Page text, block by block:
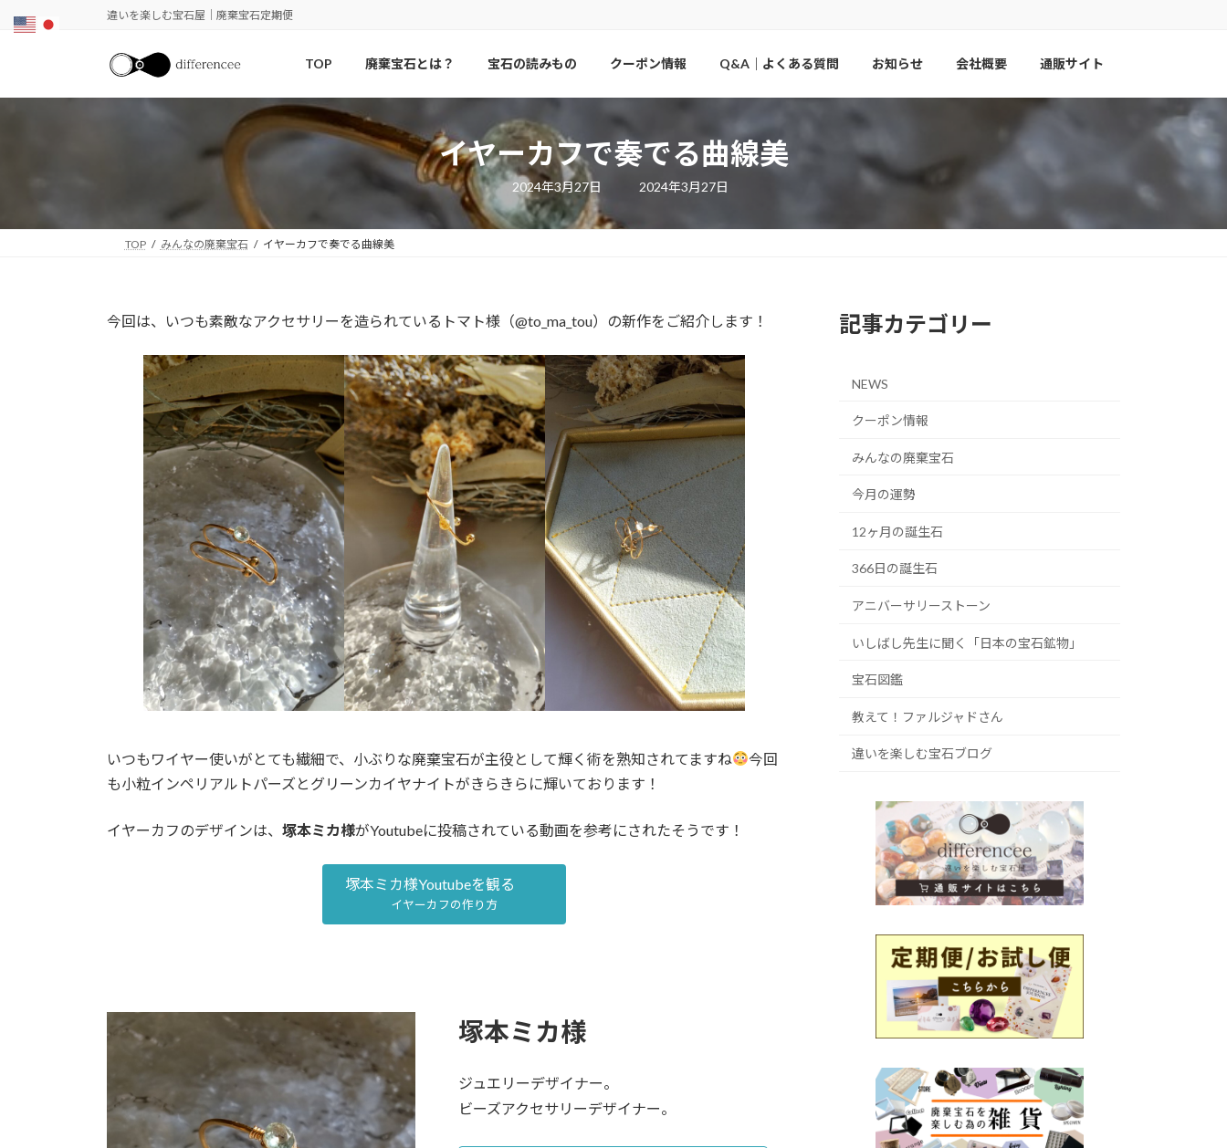
ツ
シ
違いを楽しむ宝石屋｜廃棄宝石定期便
TOP 廃棄宝石とは？ 宝石の読みもの クーポン情報 Q&A｜よくある質問 お知らせ 会社概要 通販サイト
イヤーカフで奏でる曲線美
2024年3月27日
最
2024年3月27日
TOP みんなの廃棄宝石 イヤーカフで奏でる曲線美
今回は、いつも素敵なアクセサリーを造られているトマト様（@to_ma_tou）の新作をご紹介します！
いつもワイヤー使いがとても繊細で、小ぶりな廃棄宝石が主役として輝く術を熟知されてますね
今回
も小粒インペリアルトパーズとグリーンカイヤナイトがきらきらに輝いております！
イヤーカフのデザインは、 塚本ミカ様がYoutubeに投稿されている動画を参考にされたそうです！
塚本ミカ様Youtubeを観る
イヤーカフの作り方
塚本ミカ様
ジュエリーデザイナー。
ビーズアクセサリーデザイナー。
記事カテゴリー
NEWS
クーポン情報
みんなの廃棄宝石
今月の運勢
12ヶ月の誕生石
366日の誕生石
アニバーサリーストーン
いしばし先生に聞く「日本の宝石鉱物」
宝石図鑑
教えて！ファルジャドさん
違いを楽しむ宝石ブログ